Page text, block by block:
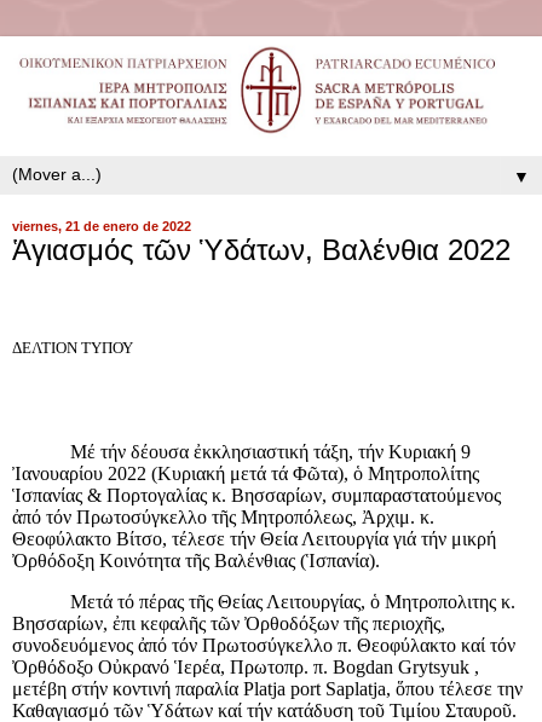
▼
viernes, 21 de enero de 2022
Ἁγιασμός τῶν Ὑδάτων, Βαλένθια 2022
ΔΕΛΤΙΟΝ ΤΥΠΟΥ
Μέ τήν δέουσα ἐκκλησιαστική τάξη, τήν Κυριακή 9
Ἰανουαρίου 2022 (Κυριακή μετά τά Φῶτα), ὁ Μητροπολίτης
Ἱσπανίας & Πορτογαλίας κ. Βησσαρίων, συμπαραστατούμενος
ἀπό τόν Πρωτοσύγκελλο τῆς Μητροπόλεως, Ἀρχιμ. κ.
Θεοφύλακτο Βίτσο, τέλεσε τήν Θεία Λειτουργία γιά τήν μικρή
Ὀρθόδοξη Κοινότητα τῆς Βαλένθιας (Ἱσπανία).
Μετά τό πέρας τῆς Θείας Λειτουργίας, ὁ Μητροπολιτης κ.
Βησσαρίων, ἐπι κεφαλῆς τῶν Ὀρθοδόξων τῆς περιοχῆς,
συνοδευόμενος ἀπό τόν Πρωτοσύγκελλο π. Θεοφύλακτο καί τόν
Ὀρθόδοξο Οὐκρανό Ἱερέα, Πρωτοπρ. π. Bogdan Grytsyuk ,
μετέβη στήν κοντινή παραλία Platja port Saplatja, ὅπου τέλεσε την
Καθαγιασμό τῶν Ὑδάτων καί τήν κατάδυση τοῦ Τιμίου Σταυροῦ.